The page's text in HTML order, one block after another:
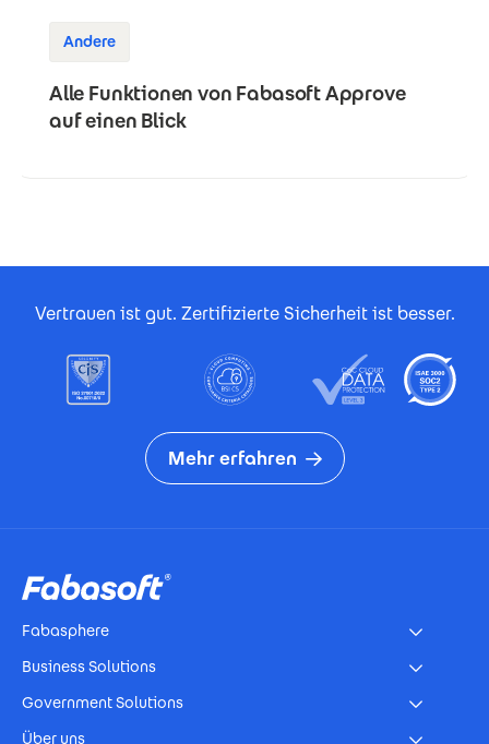
Andere
Alle Funktionen von Fabasoft Approve
auf einen Blick
Vertrauen ist gut. Zertifizierte Sicherheit ist besser.
Mehr erfahren
Fabasphere
Business Solutions
Government Solutions
Über uns